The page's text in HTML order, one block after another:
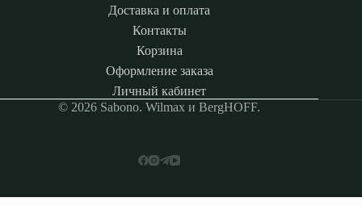
Доставка и оплата
Контакты
Корзина
Оформление заказа
Личный кабинет
© 2026 Sabono. Wilmax и BergHOFF.